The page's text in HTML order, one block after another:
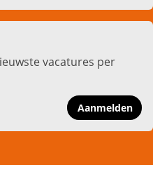
vacatures per
Aanmelden